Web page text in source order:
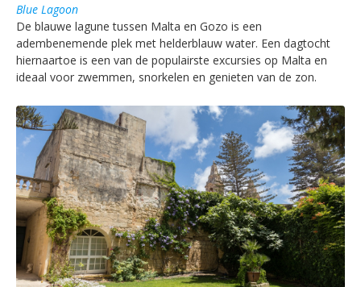
Blue Lagoon
De blauwe lagune tussen Malta en Gozo is een
adembenemende plek met helderblauw water. Een dagtocht
hiernaartoe is een van de populairste excursies op Malta en
ideaal voor zwemmen, snorkelen en genieten van de zon.